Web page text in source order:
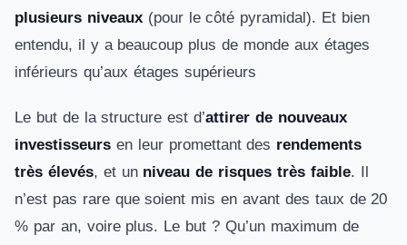
plusieurs niveaux(pour le côté pyramidal). Et bien
entendu, il y a beaucoup plus de monde aux étages
inférieurs qu’aux étages supérieurs
Le but de la structure est d’attirer de nouveaux
investisseurs en leur promettant des rendements
très élevés, et un niveau de risques très faible. Il
n’est pas rare que soient mis en avant des taux de 20
% par an, voire plus. Le but ? Qu’un maximum de